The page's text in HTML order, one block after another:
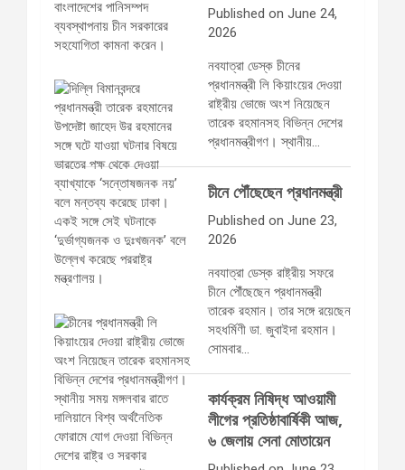
Published on June 24,
2026
নবযাত্রা ডেস্ক চীনের
প্রধানমন্ত্রী লি কিয়াংয়ের দেওয়া
রাষ্ট্রীয় ভোজে অংশ নিয়েছেন
তারেক রহমানসহ বিভিন্ন দেশের
প্রধানমন্ত্রীগণ। স্থানীয়…
চীনে পৌঁছেছেন প্রধানমন্ত্রী
Published on June 23,
2026
নবযাত্রা ডেস্ক রাষ্ট্রীয় সফরে
চীনে পৌঁছেছেন প্রধানমন্ত্রী
তারেক রহমান। তার সঙ্গে রয়েছেন
সহধর্মিণী ডা. জুবাইদা রহমান।
সোমবার…
কার্যক্রম নিষিদ্ধ আওয়ামী
লীগের প্রতিষ্ঠাবার্ষিকী আজ,
৬ জেলায় সেনা মোতায়েন